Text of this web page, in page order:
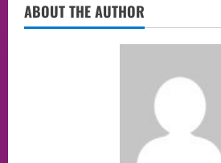
ABOUT THE AUTHOR